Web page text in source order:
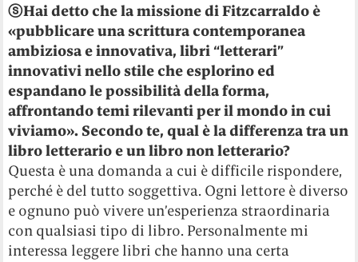
ⓢHai detto che la missione di Fitzcarraldo è
«pubblicare una scrittura contemporanea
ambiziosa e innovativa, libri “letterari”
innovativi nello stile che esplorino ed
espandano le possibilità della forma,
affrontando temi rilevanti per il mondo in cui
viviamo». Secondo te, qual è la differenza tra un
libro letterario e un libro non letterario?
Questa è una domanda a cui è difficile rispondere,
perché è del tutto soggettiva. Ogni lettore è diverso
e ognuno può vivere un’esperienza straordinaria
con qualsiasi tipo di libro. Personalmente mi
interessa leggere libri che hanno una certa